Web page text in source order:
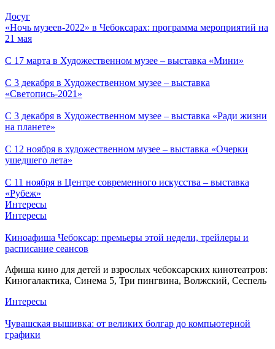
Досуг
«Ночь музеев-2022» в Чебоксарах: программа мероприятий на
21 мая
С 17 марта в Художественном музее – выставка «Мини»
С 3 декабря в Художественном музее – выставка
«Светопись-2021»
С 3 декабря в Художественном музее – выставка «Ради жизни
на планете»
С 12 ноября в художественном музее – выставка «Очерки
ушедшего лета»
С 11 ноября в Центре современного искусства – выставка
«Рубеж»
Интересы
Интересы
Киноафиша Чебоксар: премьеры этой недели, трейлеры и
расписание сеансов
Афиша кино для детей и взрослых чебоксарских кинотеатров:
Киногалактика, Синема 5, Три пингвина, Волжский, Сеспель
Интересы
Чувашская вышивка: от великих болгар до компьютерной
графики